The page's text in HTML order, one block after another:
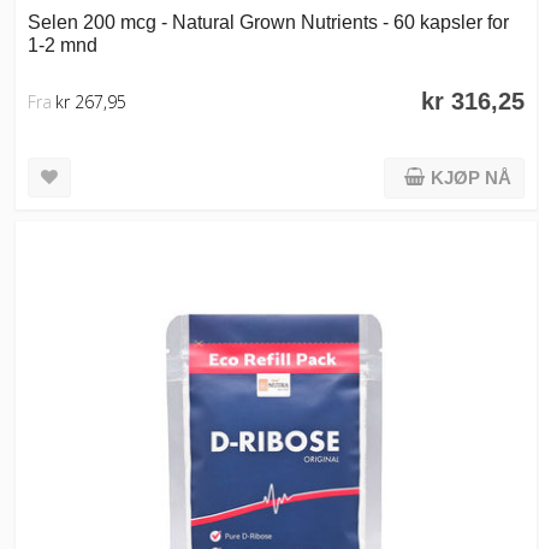
Selen 200 mcg - Natural Grown Nutrients - 60 kapsler for
1-2 mnd
kr 316,25
Fra kr 267,95
KJØP NÅ